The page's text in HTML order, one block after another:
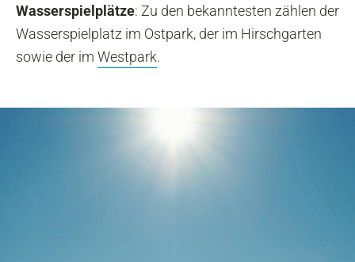
Wasserspielplätze: Zu den bekanntesten zählen der
Wasserspielplatz im Ostpark, der im Hirschgarten
sowie der im Westpark.